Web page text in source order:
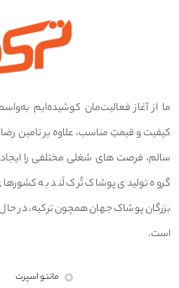
مانتو اسپرت
ما از آغاز فعالیت‌مان کوشیده‌ایم
کیفیت و قیمتِ مناسب، علاوه بر تامین
سالم، فرصت های شغلی مختلفی را
گروه تولیدی پوشاک تُرک لَند به
بزرگان پوشاک جهان همچون ترکیه، در
است.